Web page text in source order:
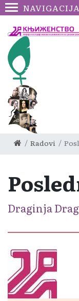
NAVIGACIJA
Radovi
Draginja